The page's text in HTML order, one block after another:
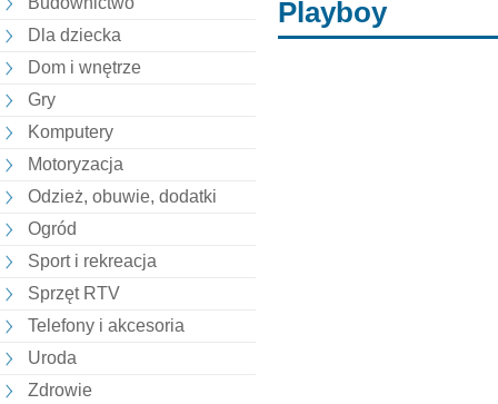
Dla dziecka
Dom i wnętrze
Gry
Komputery
Motoryzacja
Odzież, obuwie, dodatki
Ogród
Sport i rekreacja
Sprzęt RTV
Telefony i akcesoria
Uroda
Zdrowie
Playboy